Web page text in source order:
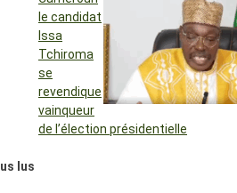
le candidat
Issa
Tchiroma
se
revendique
vainqueur
de l’élection présidentielle
lus